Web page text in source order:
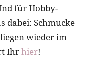
für Hobby-
dabei: Schmucke
wieder im
Ihrhier!